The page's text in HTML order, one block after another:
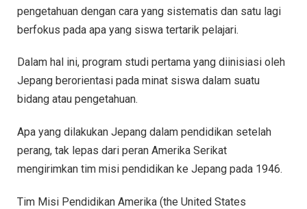
pengetahuan dengan cara yang sistematis dan satu lagi
berfokus pada apa yang siswa tertarik pelajari.
Dalam hal ini, program studi pertama yang diinisiasi oleh
Jepang berorientasi pada minat siswa dalam suatu
bidang atau pengetahuan.
Apa yang dilakukan Jepang dalam pendidikan setelah
perang, tak lepas dari peran Amerika Serikat
mengirimkan tim misi pendidikan ke Jepang pada 1946.
Tim Misi Pendidikan Amerika (the United States